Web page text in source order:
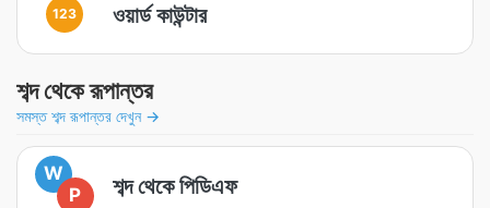
123 ওয়ার্ড কাউন্টার
শব্দ থেকে রূপান্তর
সমস্ত শব্দ রূপান্তর দেখুন →
W
P
শব্দ থেকে পিডিএফ